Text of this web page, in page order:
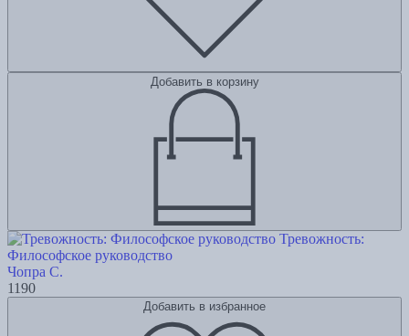
Добавить в корзину
Тревожность:
Философское руководство
Чопра С.
1190
Добавить в избранное